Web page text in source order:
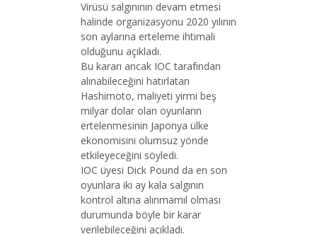
Virüsü salgınının devam etmesi
halinde organizasyonu 2020 yılının
son aylarına erteleme ihtimali
olduğunu açıkladı.
Bu kararı ancak IOC tarafından
alınabileceğini hatırlatan
Hashimoto, maliyeti yirmi beş
milyar dolar olan oyunların
ertelenmesinin Japonya ülke
ekonomisini olumsuz yönde
etkileyeceğini söyledi.
IOC üyesi Dick Pound da en son
oyunlara iki ay kala salgının
kontrol altına alınmamıl olması
durumunda böyle bir karar
verilebileceğini açıkladı.